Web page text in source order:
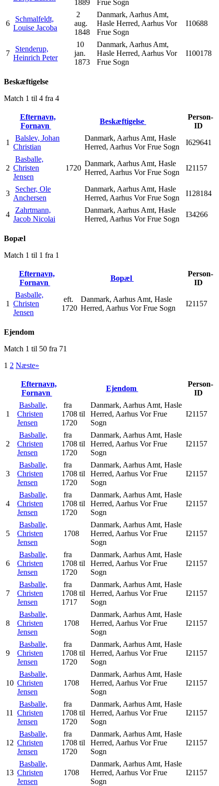
1889 Frue Sogn
6
Schmalfeldt,
Louise Jacoba
2
aug.
1848
Danmark, Aarhus Amt,
Hasle Herred, Aarhus Vor
Frue Sogn
I10688
7
Stenderup,
Heinrich Peter
10
jan.
1873
Danmark, Aarhus Amt,
Hasle Herred, Aarhus Vor
Frue Sogn
I100178
Beskæftigelse
Match 1 til 4 fra 4
Efternavn,
Fornavn
Beskæftigelse
Person-
ID
1
Balslev, Johan
Christian
Danmark, Aarhus Amt, Hasle
Herred, Aarhus Vor Frue Sogn
I629641
2
Basballe,
Christen
Jensen
1720
Danmark, Aarhus Amt, Hasle
Herred, Aarhus Vor Frue Sogn
I21157
3
Secher, Ole
Anchersen
Danmark, Aarhus Amt, Hasle
Herred, Aarhus Vor Frue Sogn
I128184
4
Zahrtmann,
Jacob Nicolai
Danmark, Aarhus Amt, Hasle
Herred, Aarhus Vor Frue Sogn
I34266
Bopæl
Match 1 til 1 fra 1
Efternavn,
Fornavn
Bopæl
Person-
ID
1
Basballe,
Christen
Jensen
eft.
1720
Danmark, Aarhus Amt, Hasle
Herred, Aarhus Vor Frue Sogn
I21157
Ejendom
Match 1 til 50 fra 71
1 2 Næste»
Efternavn,
Fornavn
Ejendom
Person-
ID
1
Basballe,
Christen
Jensen
fra
1708 til
1720
Danmark, Aarhus Amt, Hasle
Herred, Aarhus Vor Frue
Sogn
I21157
2
Basballe,
Christen
Jensen
fra
1708 til
1720
Danmark, Aarhus Amt, Hasle
Herred, Aarhus Vor Frue
Sogn
I21157
3
Basballe,
Christen
Jensen
fra
1708 til
1720
Danmark, Aarhus Amt, Hasle
Herred, Aarhus Vor Frue
Sogn
I21157
4
Basballe,
Christen
Jensen
fra
1708 til
1720
Danmark, Aarhus Amt, Hasle
Herred, Aarhus Vor Frue
Sogn
I21157
5
Basballe,
Christen
Jensen
1708
Danmark, Aarhus Amt, Hasle
Herred, Aarhus Vor Frue
Sogn
I21157
6
Basballe,
Christen
Jensen
fra
1708 til
1720
Danmark, Aarhus Amt, Hasle
Herred, Aarhus Vor Frue
Sogn
I21157
7
Basballe,
Christen
Jensen
fra
1708 til
1717
Danmark, Aarhus Amt, Hasle
Herred, Aarhus Vor Frue
Sogn
I21157
8
Basballe,
Christen
Jensen
1708
Danmark, Aarhus Amt, Hasle
Herred, Aarhus Vor Frue
Sogn
I21157
9
Basballe,
Christen
Jensen
fra
1708 til
1720
Danmark, Aarhus Amt, Hasle
Herred, Aarhus Vor Frue
Sogn
I21157
10
Basballe,
Christen
Jensen
1708
Danmark, Aarhus Amt, Hasle
Herred, Aarhus Vor Frue
Sogn
I21157
11
Basballe,
Christen
Jensen
fra
1708 til
1720
Danmark, Aarhus Amt, Hasle
Herred, Aarhus Vor Frue
Sogn
I21157
12
Basballe,
Christen
Jensen
fra
1708 til
1720
Danmark, Aarhus Amt, Hasle
Herred, Aarhus Vor Frue
Sogn
I21157
13
Basballe,
Christen
Jensen
1708
Danmark, Aarhus Amt, Hasle
Herred, Aarhus Vor Frue
Sogn
I21157